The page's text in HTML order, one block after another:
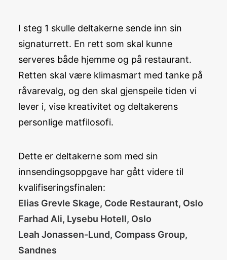
I steg 1 skulle deltakerne sende inn sin
signaturrett. En rett som skal kunne
serveres både hjemme og på restaurant.
Retten skal være klimasmart med tanke på
råvarevalg, og den skal gjenspeile tiden vi
lever i, vise kreativitet og deltakerens
personlige matfilosofi.
Dette er deltakerne som med sin
innsendingsoppgave har gått videre til
kvalifiseringsfinalen:
Elias Grevle Skage, Code Restaurant, Oslo
Farhad Ali, Lysebu Hotell, Oslo
Leah Jonassen-Lund, Compass Group,
Sandnes